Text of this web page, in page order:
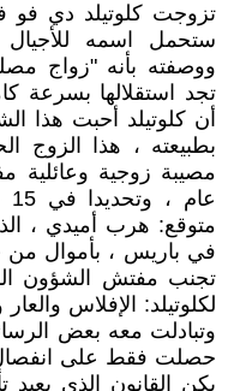
ووصفته بأنه "زواج
تجد استقلالها بسرعة
أن كلوتيلد أحبت هذا
بطبيعته ، هذا الزوج
مصيبة زوجية وعائلية
متوقع: هرب أميدي ،
في باريس ، بأموال
تجنب مفتش الشؤون
لكلوتيلد: الإفلاس
وتبادلت معه بعض
حصلت فقط على انفصال
يكن القانون الذي